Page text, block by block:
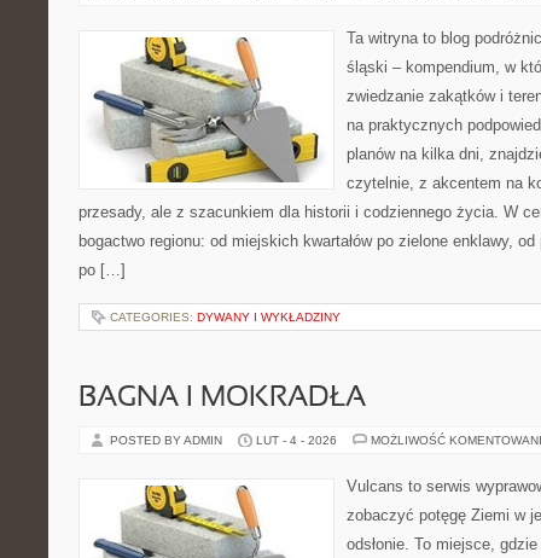
Ta witryna to blog
śląski – kompendium, w
zwiedzanie zakątków i
na praktycznych
planów na kilka dni,
czytelnie, z akcentem na
przesady, ale z szacunkiem dla historii i codziennego życia. W
bogactwo regionu: od miejskich kwartałów po zielone enklawy,
po […]
CATEGORIES: DYWANY I WYKŁADZINY
BAGNA I MOKRADŁA
POSTED BY ADMIN LUT - 4 - 2026 MOŻLIWOŚĆ
Vulcans to serwis
zobaczyć potęgę Ziemi w
odsłonie. To miejsce,